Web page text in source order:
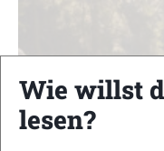
Wie willst
lesen?